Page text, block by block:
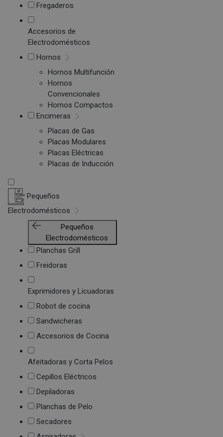
Fregaderos
Accesorios de
Electrodomésticos
Hornos
Hornos Multifunción
Hornos
Convencionales
Hornos Compactos
Encimeras
Placas de Gas
Placas Modulares
Placas Eléctricas
Placas de Inducción
Pequeños
Electrodomésticos
Pequeños
Electrodomésticos
Planchas Grill
Freidoras
Exprimidores y Licuadoras
Robot de cocina
Sandwicheras
Accesorios de Cocina
Afeitadoras y Corta Pelos
Cepillos Eléctricos
Depiladoras
Planchas de Pelo
Secadores